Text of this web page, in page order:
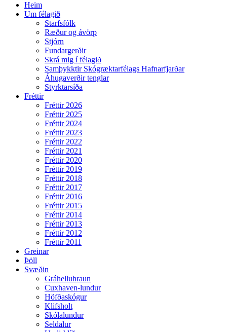
Heim
Um félagið
Starfsfólk
Ræður og ávörp
Stjórn
Fundargerðir
Skrá mig í félagið
Samþykktir Skógræktarfélags Hafnarfjarðar
Áhugaverðir tenglar
Styrktarsíða
Fréttir
Fréttir 2026
Fréttir 2025
Fréttir 2024
Fréttir 2023
Fréttir 2022
Fréttir 2021
Fréttir 2020
Fréttir 2019
Fréttir 2018
Fréttir 2017
Fréttir 2016
Fréttir 2015
Fréttir 2014
Fréttir 2013
Fréttir 2012
Fréttir 2011
Greinar
Þöll
Svæðin
Gráhelluhraun
Cuxhaven-lundur
Höfðaskógur
Klifsholt
Skólalundur
Seldalur